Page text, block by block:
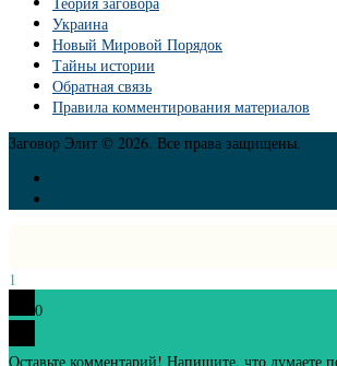
Украина
Новый Мировой Порядок
Тайны истории
Обратная связь
Правила комментирования материалов
Заговор Элит © 2026. Все права защищены.
1
0
Оставьте комментарий! Напишите, что думаете